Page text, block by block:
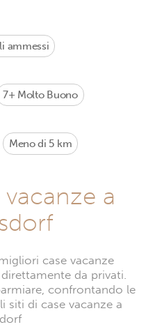
ammessi
7+ Molto Buono
Meno di 5 km
a
case vacanze
da privati.
confrontando le
siti di case vacanze a